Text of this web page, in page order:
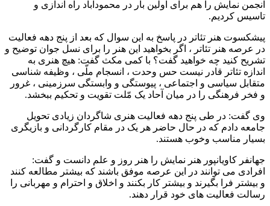
انجمن نمایش را هم برای اولین بار در محمودآباد راه اندازی و
تاسیس کردیم.
پیشکسوت هنر تئاتر در پاسخ به این سوال که بعد از پنج دهه فعالیت
در عرصه هنر تئاتر ، اگر بخواهید این هنر را برای نسل جوان توضیح و
تشریح کنید چه خواهید گفت؟ با کمی مکث گفت: هیچ هنری به
اندازه تئاتر قادر نیست حس وحدت ، انسجام ملّی ، وظیفه شناسی
متقابل سیاسی و اجتماعی ، پیوستگی و وابستگی سرزمینی ، غرور
و فخر فرهنگی را در میان آحاد یک مّلت تقویت و تحکیم ببخشد.
وی گفت: در طی پنج دهه فعالیت هنری شاگردان زیادی تحویل
جامعه دادم که در حال حاضر هر یک در مقام کارگردانی و بازیگری
بسیار مناسب وخوب هستند.
جهانفر کاویانپور هنر نمایش را هنر روز و علم دانست و گفت:
افرادی می توانند در این عرصه موفق باشند که بیشتر مطالعه کنند
و بیشتر فرا بگیرند و بیشتر کار بکنند و اخلاق و احترام و مهربانی را
رسالت فعالیت های خود قرار دهند.